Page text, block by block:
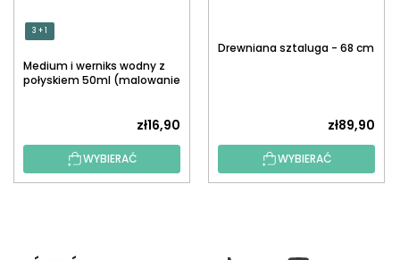
3 + 1
Medium i werniks wodny z
połyskiem 50ml (malowanie
zł16,90
WYBIERAĆ
Drewniana sztaluga - 68 cm
zł89,90
WYBIERAĆ